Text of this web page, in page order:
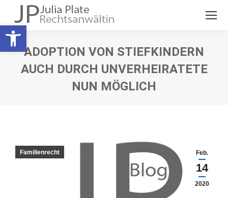
Open toolbar
ADOPTION VON STIEFKINDERN
AUCH DURCH UNVERHEIRATETE
NUN MÖGLICH
Feb.
14
2020
Familienrecht